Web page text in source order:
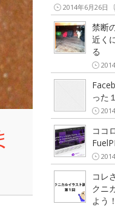
2014年6月26日
禁断
近く
る
った
ココ
コレ
クニ
よう！